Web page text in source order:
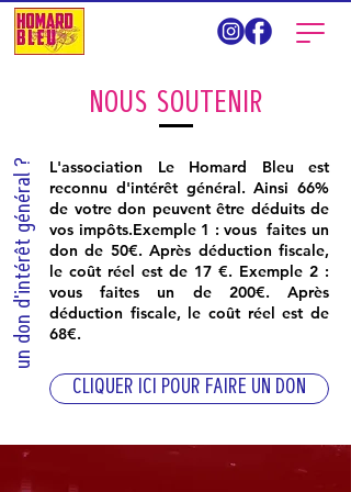
NOUS SOUTENIR
un don d'intérêt général ?
L'association Le Homard Bleu est
reconnu d'intérêt général. Ainsi 66%
de votre don peuvent être déduits de
vos impôts.Exemple 1 : vous faites un
don de 50€. Après déduction fiscale,
le coût réel est de 17 €. Exemple 2 :
vous faites un de 200€. Après
déduction fiscale, le coût réel est de
68€.
CLIQUER ICI POUR FAIRE UN DON